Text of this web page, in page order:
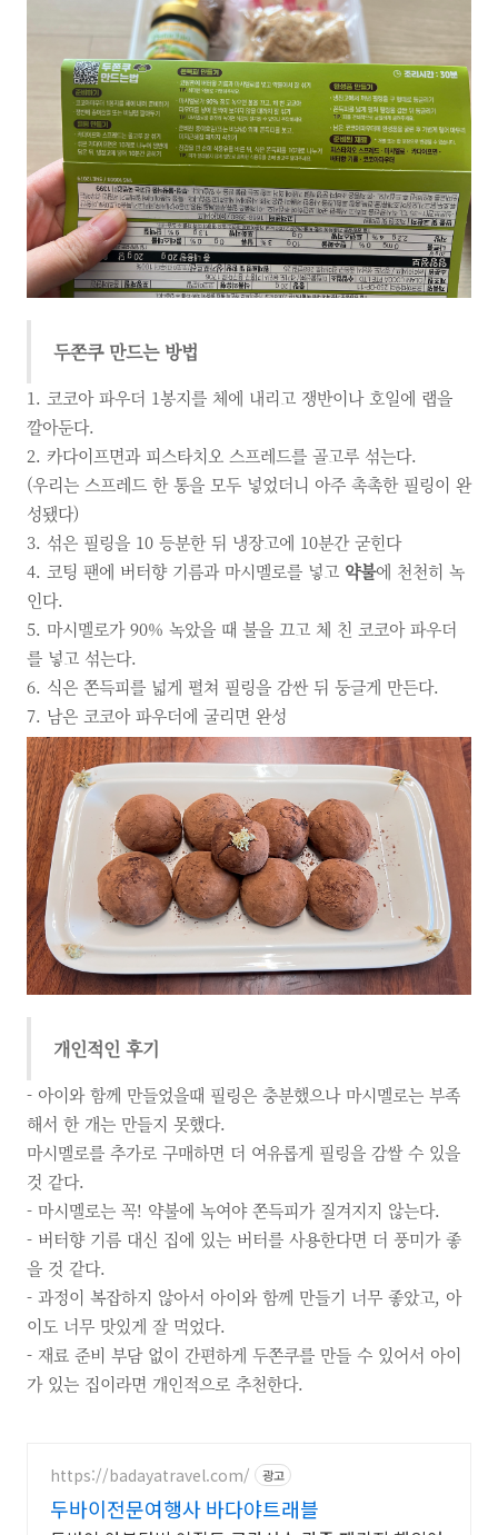
두쫀쿠 만드는 방법
1. 코코아 파우더 1봉지를 체에 내리고 쟁반이나 호일에 랩을
깔아둔다.
2. 카다이프면과 피스타치오 스프레드를 골고루 섞는다.
(우리는 스프레드 한 통을 모두 넣었더니 아주 촉촉한 필링이 완
성됐다)
3. 섞은 필링을 10 등분한 뒤 냉장고에 10분간 굳힌다
4. 코팅 팬에 버터향 기름과 마시멜로를 넣고 약불에 천천히 녹
인다.
5. 마시멜로가 90% 녹았을 때 불을 끄고 체 친 코코아 파우더
를 넣고 섞는다.
6. 식은 쫀득피를 넓게 펼쳐 필링을 감싼 뒤 둥글게 만든다.
7. 남은 코코아 파우더에 굴리면 완성
개인적인 후기
- 아이와 함께 만들었을때 필링은 충분했으나 마시멜로는 부족
해서 한 개는 만들지 못했다.
마시멜로를 추가로 구매하면 더 여유롭게 필링을 감쌀 수 있을
것 같다.
- 마시멜로는 꼭! 약불에 녹여야 쫀득피가 질겨지지 않는다.
- 버터향 기름 대신 집에 있는 버터를 사용한다면 더 풍미가 좋
을 것 같다.
- 과정이 복잡하지 않아서 아이와 함께 만들기 너무 좋았고, 아
이도 너무 맛있게 잘 먹었다.
- 재료 준비 부담 없이 간편하게 두쫀쿠를 만들 수 있어서 아이
가 있는 집이라면 개인적으로 추천한다.
https://badayatravel.com/ 광고
두바이전문여행사 바다야트래블